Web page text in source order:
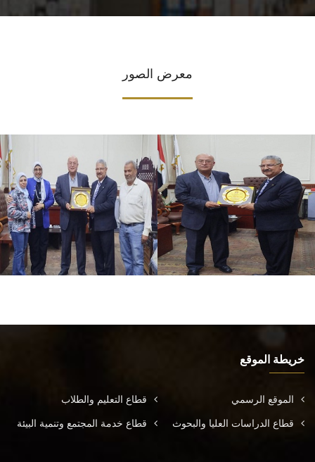
معرض الصور
خريطة الموقع
الموقع الرسمي قطاع التعليم والطلاب
قطاع الدراسات العليا والبحوث قطاع خدمة المجتمع وتنمية البيئة